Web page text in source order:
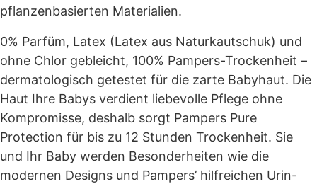
pflanzenbasierten Materialien.
0% Parfüm, Latex (Latex aus Naturkautschuk) und
ohne Chlor gebleicht, 100% Pampers-Trockenheit –
dermatologisch getestet für die zarte Babyhaut. Die
Haut Ihre Babys verdient liebevolle Pflege ohne
Kompromisse, deshalb sorgt Pampers Pure
Protection für bis zu 12 Stunden Trockenheit. Sie
und Ihr Baby werden Besonderheiten wie die
modernen Designs und Pampers’ hilfreichen Urin-